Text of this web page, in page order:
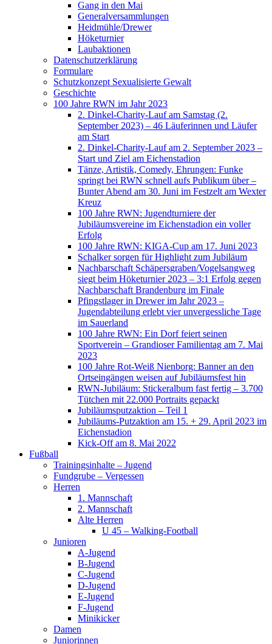
Gang in den Mai
Generalversammlungen
Heidmühle/Drewer
Höketurnier
Laubaktionen
Datenschutzerklärung
Formulare
Schutzkonzept Sexualisierte Gewalt
Geschichte
100 Jahre RWN im Jahr 2023
2. Dinkel-Charity-Lauf am Samstag (2.
September 2023) – 46 Läuferinnen und Läufer
am Start
2. Dinkel-Charity-Lauf am 2. September 2023 –
Start und Ziel am Eichenstadion
Tänze, Artistik, Comedy, Ehrungen: Funke
springt bei RWN schnell aufs Publikum über –
Bunter Abend am 30. Juni im Festzelt am Wexter
Kreuz
100 Jahre RWN: Jugendturniere der
Jubiläumsvereine im Eichenstadion ein voller
Erfolg
100 Jahre RWN: KIGA-Cup am 17. Juni 2023
Schalker sorgen für Highlight zum Jubiläum
Nachbarschaft Schäpersgraben/Vogelsangweg
siegt beim Höketurnier 2023 – 3:1 Erfolg gegen
Nachbarschaft Brandenburg im Finale
Pfingstlager in Drewer im Jahr 2023 –
Jugendabteilung erlebt vier unvergessliche Tage
im Sauerland
100 Jahre RWN: Ein Dorf feiert seinen
Sportverein – Grandioser Familientag am 7. Mai
2023
100 Jahre Rot-Weiß Nienborg: Banner an den
Ortseingängen weisen auf Jubiläumsfest hin
RWN-Jubiläum: Stickeralbum fast fertig – 3.700
Tütchen mit 22.000 Portraits gepackt
Jubiläumsputzaktion – Teil 1
Jubiläums-Putzaktion am 15. + 29. April 2023 im
Eichenstadion
Kick-Off am 8. Mai 2022
Fußball
Trainingsinhalte – Jugend
Fundgrube – Vergessen
Herren
1. Mannschaft
2. Mannschaft
Alte Herren
U 45 – Walking-Football
Junioren
A-Jugend
B-Jugend
C-Jugend
D-Jugend
E-Jugend
F-Jugend
Minikicker
Damen
Juniorinnen